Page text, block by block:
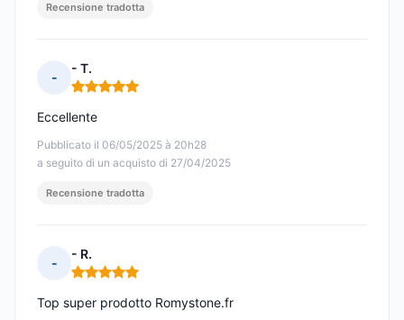
Recensione tradotta
-
- T.
Nota: 5 su 5
Pubblicato il 06/05/2025 à 20h28
a seguito di un acquisto di 27/04/2025
Eccellente
Recensione tradotta
-
- R.
Nota: 5 su 5
Top super prodotto Romystone.fr